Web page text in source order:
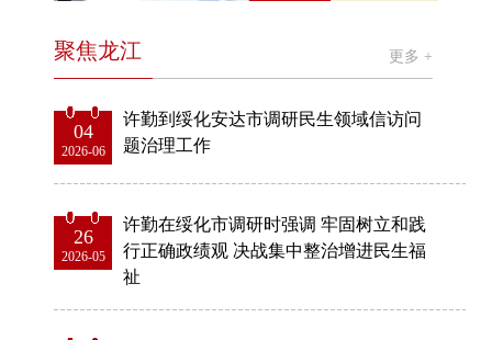
聚焦龙江 更多 +
04
2026-06
许勤到绥化安达市调研民生领域信访问
题治理工作
26
2026-05
许勤在绥化市调研时强调 牢固树立和践
行正确政绩观 决战集中整治增进民生福
祉